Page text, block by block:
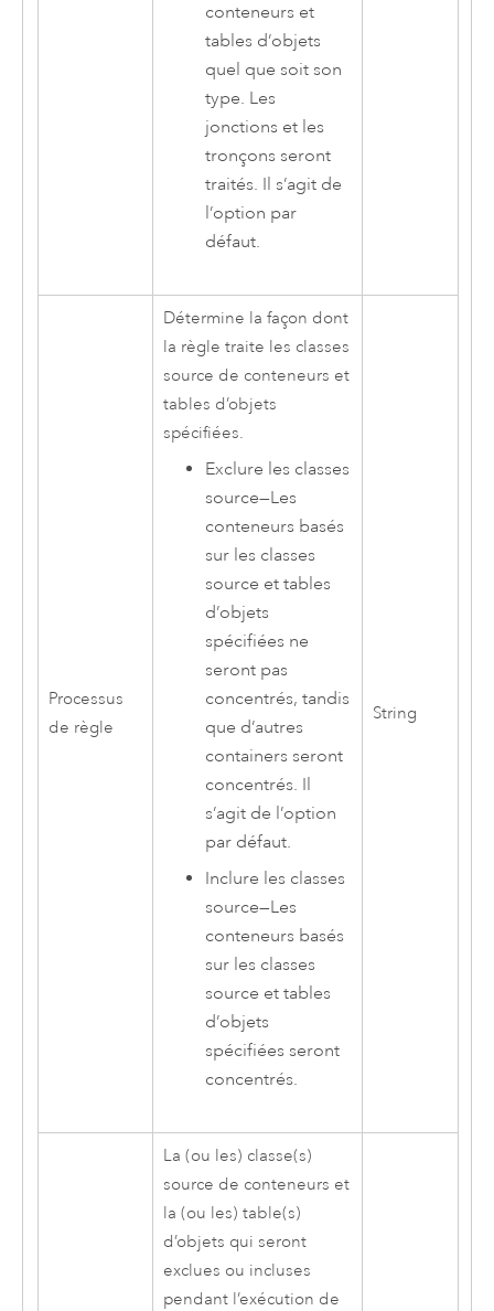
conteneurs et
tables d’objets
quel que soit son
type. Les
jonctions et les
tronçons seront
traités. Il s’agit de
l’option par
défaut.
Processus
de règle
Détermine la façon dont
la règle traite les classes
source de conteneurs et
tables d’objets
spécifiées.
Exclure les classes
source—Les
conteneurs basés
sur les classes
source et tables
d’objets
spécifiées ne
seront pas
concentrés, tandis
que d’autres
containers seront
concentrés. Il
s’agit de l’option
par défaut.
Inclure les classes
source—Les
conteneurs basés
sur les classes
source et tables
d’objets
spécifiées seront
concentrés.
String
La (ou les) classe(s)
source de conteneurs et
la (ou les) table(s)
d’objets qui seront
exclues ou incluses
pendant l’exécution de